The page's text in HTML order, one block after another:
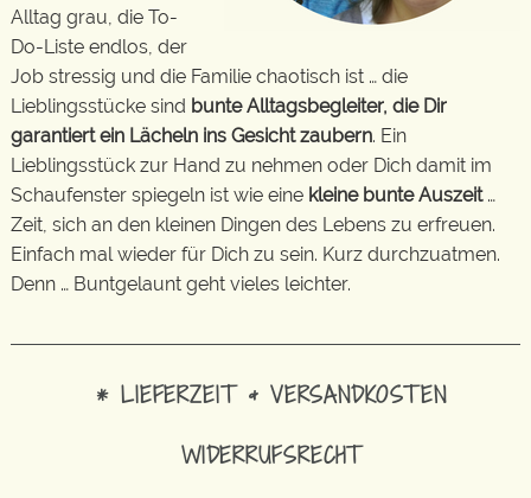
Alltag grau, die To-
Do-Liste endlos, der
Job stressig und die Familie chaotisch ist … die
Lieblingsstücke sind bunte Alltagsbegleiter, die Dir
garantiert ein Lächeln ins Gesicht zaubern. Ein
Lieblingsstück zur Hand zu nehmen oder Dich damit im
Schaufenster spiegeln ist wie eine kleine bunte Auszeit…
Zeit, sich an den kleinen Dingen des Lebens zu erfreuen.
Einfach mal wieder für Dich zu sein. Kurz durchzuatmen.
Denn … Buntgelaunt geht vieles leichter.
* LIEFERZEIT & VERSANDKOSTEN
WIDERRUFSRECHT